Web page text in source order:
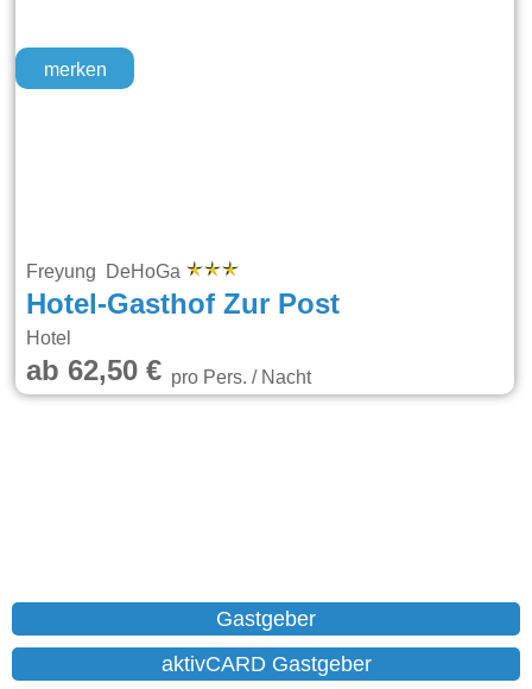
merken
Freyung DeHoGa
Hotel-Gasthof Zur Post
Hotel
ab 62,50 €pro Pers. / Nacht
Gastgeber
aktivCARD Gastgeber